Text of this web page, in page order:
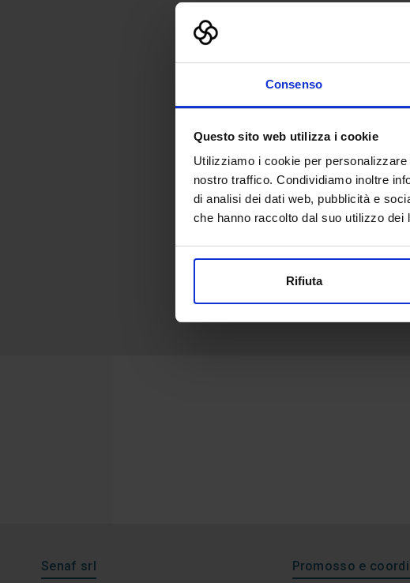
Consenso
Questo sito web utilizza i cookie
Utilizziamo i cookie per
nostro traffico. Condividiamo inoltre
di analisi dei dati web, pubblicità e
che hanno raccolto dal suo utilizzo dei
Rifiuta
Senaf srl Promosso e